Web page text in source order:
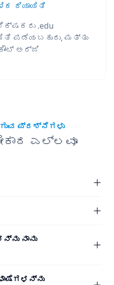
ರಿಯಾಯಿತಿ
.edu
ಪಡೆಯಬಹುದು, ಮತ್ತು
ಅರ್ಜಿ
ಪ್ರಶ್ನೆಗಳು
ಎಲ್ಲವೂ
ನಾನು